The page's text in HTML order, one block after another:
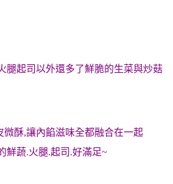
腿起司以外還多了鮮脆的生菜與炒菇
微酥,讓內餡滋味全都融合在一起
鮮蔬.火腿.起司.好滿足~